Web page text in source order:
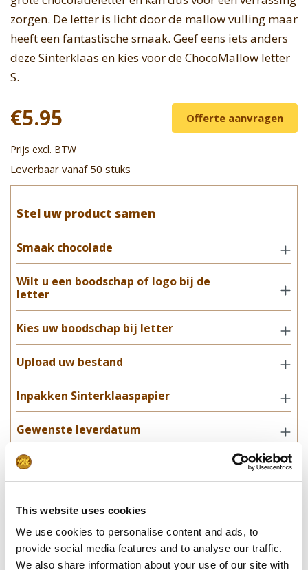
This website uses cookies
We use cookies to personalise content and ads, to
provide social media features and to analyse our traffic.
We also share information about your use of our site with
zorgen. De letter is licht door de mallow vulling maar
heeft een fantastische smaak. Geef eens iets anders
deze Sinterklaas en kies voor de ChocoMallow letter
S.
€5.95 Offerte aanvragen
Prijs excl. BTW
Leverbaar vanaf 50 stuks
Stel uw product samen
Smaak chocolade
Wilt u een boodschap of logo bij de
letter
Kies uw boodschap bij letter
Upload uw bestand
Inpakken Sinterklaaspapier
Gewenste leverdatum
Opmerkingen | speciale wensen
**Uiteindelijke prijzen kunnen afwijken door mogelijke hercalculaties in